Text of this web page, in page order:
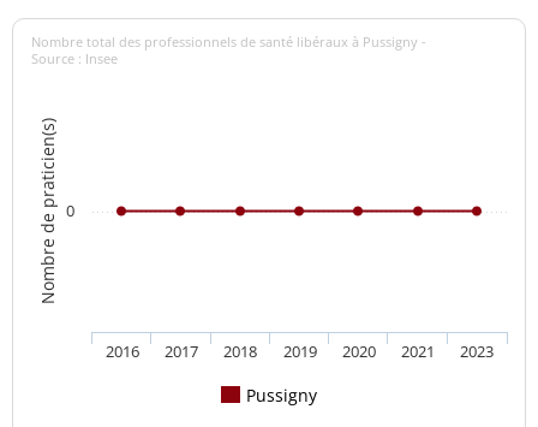
Nombre de praticien(s)
Nombre total des professionnels de santé libéraux à Pussigny -
Source : Insee
Pussigny
2016 2017 2018 2019 2020 2021 2023
0